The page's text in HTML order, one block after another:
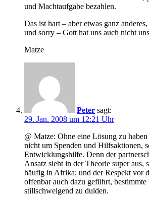
und Machtaufgabe bezahlen.
Das ist hart – aber etwas ganz
und sorry – Gott hat uns auch nicht
Matze
Peter sagt:
29. Jan. 2008 um 12:21 Uhr
@ Matze: Ohne eine Lösung zu
nicht um Spenden und Hilfsaktionen,
Entwicklungshilfe. Denn der
Ansatz sieht in der Theorie super aus,
häufig in Afrika; und der Respekt vor
offenbar auch dazu geführt, bestimmte
stillschweigend zu dulden.